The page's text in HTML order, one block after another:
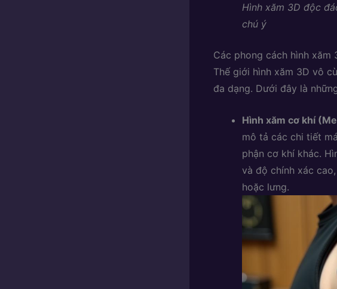
Hình xăm 3D độc
chú ý
Các phong cách hình xăm
Thế giới hình xăm 3D vô
đa dạng. Dưới đây là
Hình xăm cơ khí
mô tả các chi tiết
phận cơ khí khác.
và độ chính xác
hoặc lưng.